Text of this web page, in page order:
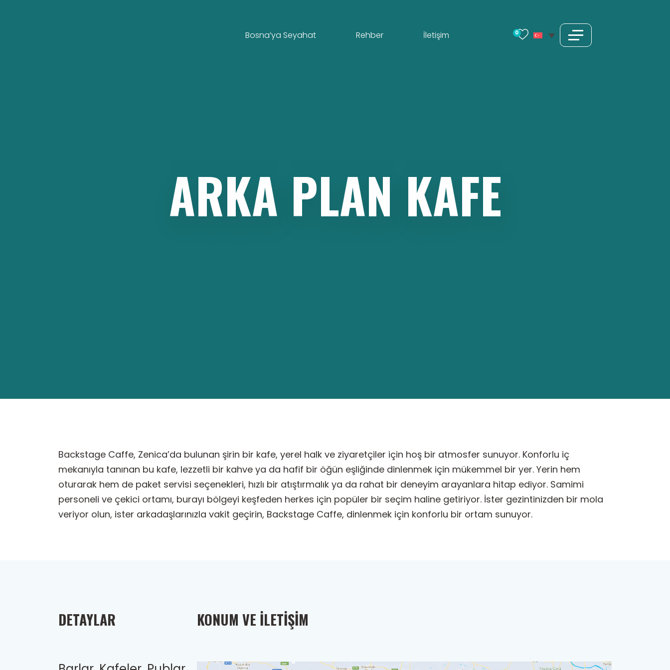
Bosna’ya Seyahat Rehber İletişim 0
ARKA PLAN KAFE
Backstage Caffe, Zenica’da bulunan şirin bir kafe, yerel halk ve ziyaretçiler için hoş bir atmosfer sunuyor. Konforlu iç
mekanıyla tanınan bu kafe, lezzetli bir kahve ya da hafif bir öğün eşliğinde dinlenmek için mükemmel bir yer. Yerin hem
oturarak hem de paket servisi seçenekleri, hızlı bir atıştırmalık ya da rahat bir deneyim arayanlara hitap ediyor. Samimi
personeli ve çekici ortamı, burayı bölgeyi keşfeden herkes için popüler bir seçim haline getiriyor. İster gezintinizden bir mola
veriyor olun, ister arkadaşlarınızla vakit geçirin, Backstage Caffe, dinlenmek için konforlu bir ortam sunuyor.
DETAYLAR KONUM VE İLETIŞIM